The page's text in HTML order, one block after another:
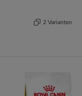
2 Varianten